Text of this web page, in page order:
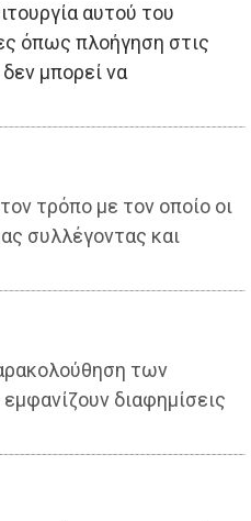
αυτού του
όπως πλοήγηση στις
μπορεί να
τρόπο με τον οποίο οι
συλλέγοντας και
των
διαφημίσεις